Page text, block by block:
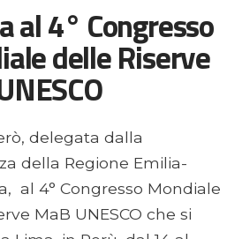
al 4° Congresso
delle Riserve
delegata dalla
della Regione Emilia-
al 4° Congresso Mondiale
MaB UNESCO che si